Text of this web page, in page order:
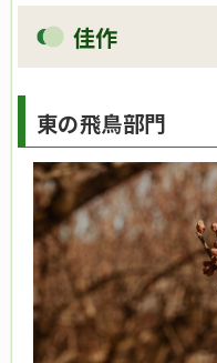
佳作
東の飛鳥部門